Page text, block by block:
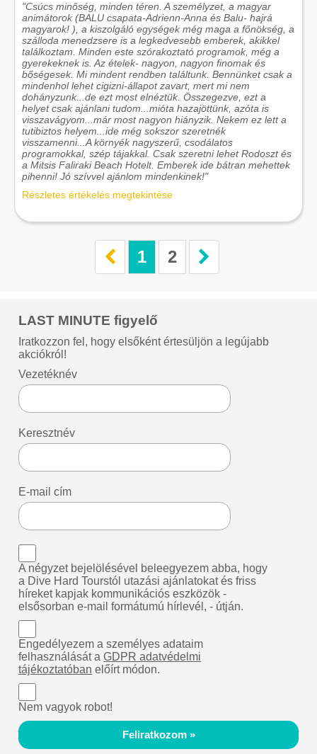
"Csúcs minőség, minden téren. A személyzet, a magyar
animátorok (BALU csapata-Adrienn-Anna és Balu- hajrá
magyarok! ), a kiszolgáló egységek még maga a főnökség, a
szálloda menedzsere is a legkedvesebb emberek, akikkel
találkoztam. Minden este szórakoztató programok, még a
gyerekeknek is. Az ételek- nagyon, nagyon finomak és
bőségesek. Mi mindent rendben találtunk. Bennünket csak a
mindenhol lehet cigizni-állapot zavart, mert mi nem
dohányzunk...de ezt most elnéztük. Összegezve, ezt a
helyet csak ajánlani tudom...mióta hazajöttünk, azóta is
visszavágyom...már most nagyon hiányzik. Nekem ez lett a
tutibiztos helyem...ide még sokszor szeretnék
visszamenni...A környék nagyszerű, csodálatos
programokkal, szép tájakkal. Csak szeretni lehet Rodoszt és
a Mitsis Faliraki Beach Hotelt. Emberek ide bátran mehettek
pihenni! Jó szívvel ajánlom mindenkinek!"
Részletes értékelés megtekintése
1 2
LAST MINUTE figyelő
Iratkozzon fel, hogy elsőként értesüljön a legújabb
akciókról!
Vezetéknév
Keresztnév
E-mail cím
A négyzet bejelölésével beleegyezem abba, hogy
a Dive Hard Tourstól utazási ajánlatokat és friss
híreket kapjak kommunikációs eszközök -
elsősorban e-mail formátumú hírlevél, - útján.
Engedélyezem a személyes adataim
felhasználását aGDPR adatvédelmi
tájékoztatóban előírt módon.
Nem vagyok robot!
Feliratkozom »